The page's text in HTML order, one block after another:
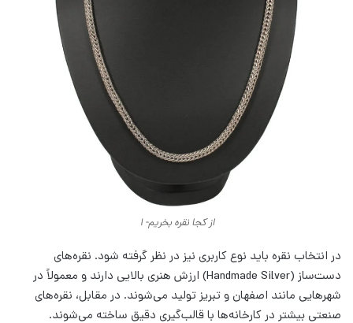
از کجا نقره بخریم- 1
در انتخاب نقره باید نوع کاربری نیز در نظر گرفته شود. نقره‌های
دست‌ساز (Handmade Silver) ارزش هنری بالایی دارند و معمولاً در
شهرهایی مانند اصفهان و تبریز تولید می‌شوند. در مقابل، نقره‌های
صنعتی بیشتر در کارخانه‌ها با قالب‌گیری دقیق ساخته می‌شوند.